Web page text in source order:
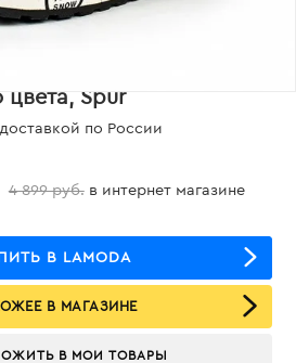
цвета, Spur
по России
4 899 руб. в интернет магазине
В LAMODA
В МАГАЗИНЕ
В МОИ ТОВАРЫ